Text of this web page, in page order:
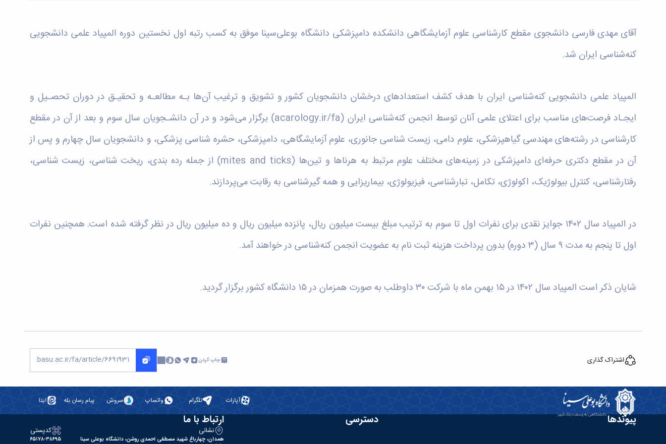
آقای مهدی فارسی دانشجوی مقطع کارشناسی علوم آزمایشگاهی دانشکده دامپزشکی دانشگاه بوعلی‌سینا موفق به کسب رتبه اول نخستین دوره المپیاد علمی دانشجویی
کنه‌شناسی ایران شد.
المپیاد علمی دانشجویی کنه‌شناسی ایران با هدف کشف استعداد‌های درخشان دانشجویان کشور و تشویق و ترغیب آن‌ها بـه مطالعـه و تحقیـق در دوران تحصـیل و
ایجـاد فرصت‌های مناسب برای اعتلای علمی آنان توسط انجمن کنه‌شناسی ایران (acarology.ir/fa) برگزار می‌شود و در آن دانشـجویان سال سوم و بعد از آن در مقطع
کارشناسی در رشته‌های مهندسی گیاهپزشکی، علوم دامی، زیست شناسی جانوری، علوم آزمایشگاهی، دامپزشکی، حشره شناسی پزشکی، و دانشجویان سال چهارم و پس از
آن در مقطع دکتری حرفه‌ای دامپزشکی در زمینه‌های مختلف علوم مرتبط به هرنا‌ها و تین‌ها (mites and ticks) از جمله رده بندی، ریخت شناسی، زیست شناسی،
رفتارشناسی، کنترل بیولوژیک، اکولوژی، تکامل، تبارشناسی، فیزیولوژی، بیماریزایی و همه گیرشناسی به رقابت می‌پردازند.
در المپیاد سال ۱۴۰۲ جوایز نقدی برای نفرات اول تا سوم به ترتیب مبلغ بیست میلیون ریال، پانزده میلیون ریال و ده میلیون ریال در نظر گرفته شده است. همچنین نفرات
اول تا پنجم به مدت ۹ سال (۳ دوره) بدون پرداخت هزینه ثبت نام به عضویت انجمن کنه‌شناسی در خواهند آمد.
شایان ذکر است المپیاد سال ۱۴۰۲ در ۱۵ بهمن ماه با شرکت ۳۰ داوطلب به صورت همزمان در ۱۵ دانشگاه کشور برگزار گردید.
اشتراک گذاری چاپ کردن
آپارات تلگرام واتساپ سروش پیام رسان بله ایتا
پیوندها دسترسی ارتباط با ما
نشانی
همدان، چهارباغ شهید مصطفی احمدی روشن، دانشگاه بوعلی سینا
کدپستی
۶۵۱۷۸-۳۸۶۹۵